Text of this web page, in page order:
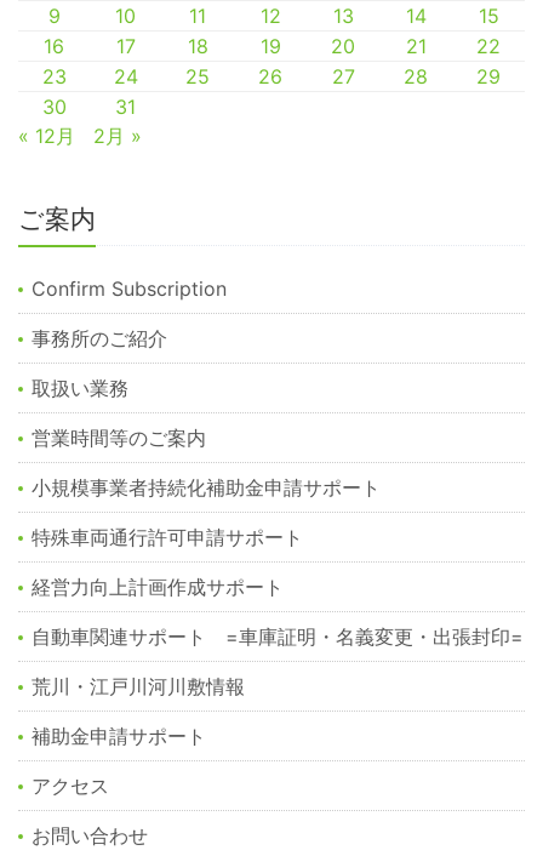
9
10 11 12 13 14
15
16
17 18 19 20 21
22
23
24 25 26 27 28
29
30
31
« 12月
2月 »
ご案内
Confirm Subscription
事務所のご紹介
取扱い業務
営業時間等のご案内
小規模事業者持続化補助金申請サポート
特殊車両通行許可申請サポート
経営力向上計画作成サポート
自動車関連サポート =車庫証明・名義変更・出張封印=
荒川・江戸川河川敷情報
補助金申請サポート
アクセス
お問い合わせ